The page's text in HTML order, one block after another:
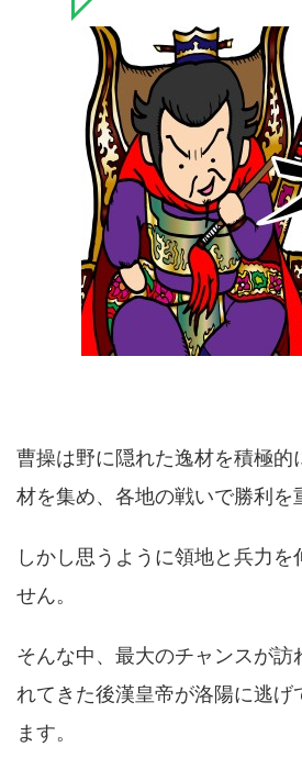
曹操は野に隠れた逸材を積極的
材を集め、各地の戦いで勝利を
しかし思うように領地と兵力を
せん。
そんな中、最大のチャンスが訪
れてきた後漢皇帝が洛陽に逃げ
ます。